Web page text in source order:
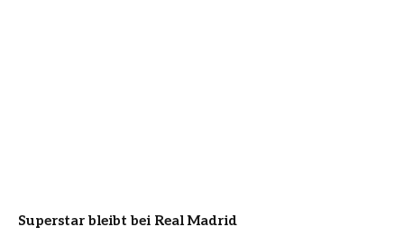
Superstar bleibt bei Real Madrid